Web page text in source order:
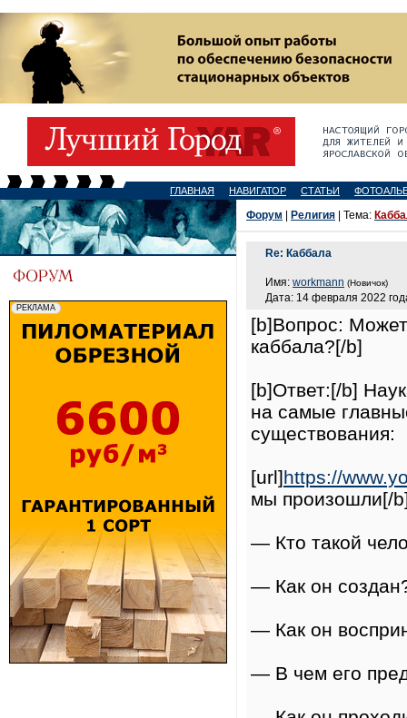
ГЛАВНАЯ НАВИГАТОР СТАТЬИ
Форум Религия | Тема:
Re: Каббала
Имя: workmann (Новичок)
Дата: 14 февраля 2022
[b]Вопрос:
каббала?[/b]
[b]Ответ:[/b]
на самые
существования:
[url]https://
мы произошли[/
— Кто такой
— Как он
— Как он
— В чем его